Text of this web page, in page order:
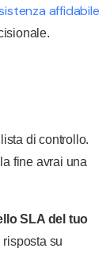
affidabile
di controllo.
fine avrai una
SLA del tuo
su